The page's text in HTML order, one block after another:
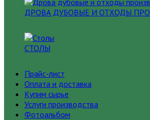
ДРОВА ДУБОВЫЕ И ОТХОДЫ
СТОЛЫ
Прайс-лист
Оплата и доставка
Купим сырье
Услуги производства
Фотоальбом